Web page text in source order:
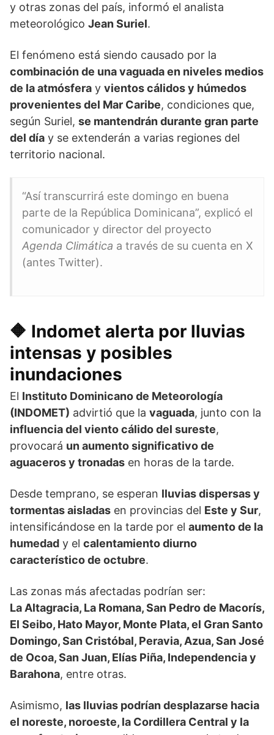
y otras zonas del país, informó el analista
meteorológico Jean Suriel.
El fenómeno está siendo causado por la
combinación de una vaguada en niveles medios
de la atmósfera y vientos cálidos y húmedos
provenientes del Mar Caribe, condiciones que,
según Suriel, se mantendrán durante gran parte
del día y se extenderán a varias regiones del
territorio nacional.
“Así transcurrirá este domingo en buena
parte de la República Dominicana”, explicó el
comunicador y director del proyecto
Agenda Climática a través de su cuenta en X
(antes Twitter).
🔶 Indomet alerta por lluvias
intensas y posibles
inundaciones
El Instituto Dominicano de Meteorología
(INDOMET) advirtió que la vaguada, junto con la
influencia del viento cálido del sureste,
provocará un aumento significativo de
aguaceros y tronadas en horas de la tarde.
Desde temprano, se esperan lluvias dispersas y
tormentas aisladas en provincias del Este y Sur,
intensificándose en la tarde por el aumento de la
humedad y el calentamiento diurno
característico de octubre.
Las zonas más afectadas podrían ser:
La Altagracia, La Romana, San Pedro de Macorís,
El Seibo, Hato Mayor, Monte Plata, el Gran Santo
Domingo, San Cristóbal, Peravia, Azua, San José
de Ocoa, San Juan, Elías Piña, Independencia y
Barahona, entre otras.
Asimismo, las lluvias podrían desplazarse hacia
el noreste, noroeste, la Cordillera Central y la